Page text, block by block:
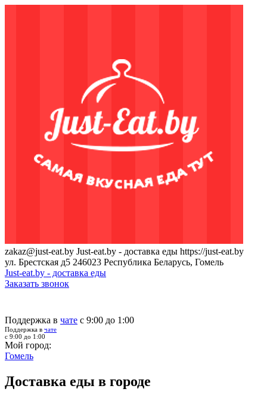
zakaz@just-eat.by Just-eat.by - доставка еды https://just-eat.by
ул. Брестская д5 246023 Республика Беларусь, Гомель
Just-eat.by - доставка еды
Заказать звонок
Поддержка в чате с 9:00 до 1:00
Поддержка в чате
с 9:00 до 1:00
Мой город:
Гомель
Доставка еды в городе